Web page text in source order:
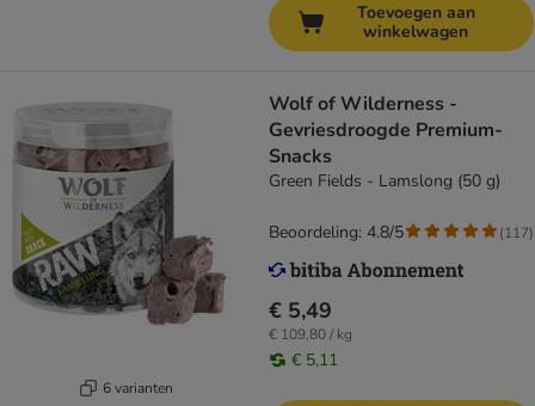
Toevoegen aan
winkelwagen
6 varianten
Wolf of Wilderness -
Gevriesdroogde Premium-
Snacks
Green Fields - Lamslong (50 g)
€ 5,49
€ 109,80 / kg
€ 5,11
Beoordeling: 4.8/5 (117)